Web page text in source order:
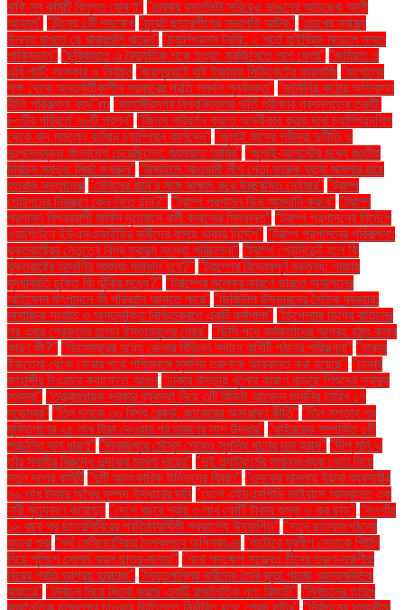
বাকি সব কমিটি বিলুপ্ত ঘোষণা" "চারবার বসতভিটা সরিয়েও ভাঙনের আতঙ্কে আলী
আহমদ" "চীনের ৫টি পদক্ষেপ "চুয়েট ছাত্রলীগের সভাপতি আটক" "চোখের স্বাস্থ্য
উন্নত রাখতে যে খাবারগুলি খাবেন" "চ্যাম্পিয়নস ট্রফি: ২ শর্তে হাইব্রিড মডেলে সম্মত
পাকিস্তান" "ছুরিকাঘাত ও বৈদ্যুতিক শকে হত্যা: সবজিখেতে লাশ ফেলা" "জমিয়ত ও
এবি পার্টি: সংস্কার ও নির্বাচন "জয়পুরহাটে হাট ইজারায় সিন্ডিকেটের কারসাজি "জাপানের
পক্ষ থেকে অন্তর্বর্তীকালীন সরকারের প্রতি সমর্থন পুনর্ব্যক্ত" "জার্মানির কঠোর অভিবাসন
নীতি পরিকল্পনা ব্যর্থ"m "জাহাঙ্গীরনগর বিশ্ববিদ্যালয় ভর্তি পরীক্ষার প্রশ্নপত্রে ত্রুটি:
৮০টির পরিবর্তে ৭৮টি প্রশ্ন" "জিনস পরিবর্তন করতে অস্বীকার করায় দাবা চ্যাম্পিয়নশিপ
থেকে বাদ পড়লেন বর্তমান চ্যাম্পিয়ন কার্লসেন" "জুলাই মাসের শহীদরা দুর্নীতি ও
দুঃশাসনমুক্ত বাংলাদেশ চেয়েছিলেন: জামায়াত আমির" "জুলাই-আগস্টের মধ্যে জাতীয়
নির্বাচন সম্ভব: মির্জা ফখরুল" "টাঙ্গাইলে আওয়ামী লীগ নেতা ফারুক হত্যা মামলার রায়ে
হতবাক সন্তানেরা "টেনিসের রানি’র সঙ্গে সাক্ষাৎ করে উচ্ছ্বসিত নেইমার" "ট্রাম্প
পেন্টাগনের নিয়ন্ত্রণ কেন নিতে চান?" "ট্রাম্প প্রশাসন ডিম আমদানি করবে" "ট্রাম্প
প্রশাসন বিশ্বব্যাপী মার্কিন দূতাবাসে কর্মী কমানোর সিদ্ধান্ত" "ট্রাম্প প্রশাসনের নির্দেশে
ওয়াশিংটনে ইউএসএআইডির কর্মীদের বাসায় থাকার নির্দেশ" "ট্রাম্প প্রশাসনের পরিকল্পনা:
যুক্তরাষ্ট্রের নেতৃত্বে বিশ্ব স্বাস্থ্য সংস্থা পরিচালনা" "ট্রাম্প প্রেসিডেন্ট হলে কি
যুক্তরাষ্ট্রে আদানির সমস্যা সমাধান হবে?" "ট্রাম্পের বিদ্বেষপূর্ণ বক্তব্য: গাজায়
যুদ্ধবিরতি চুক্তি কি ঝুঁকির মধ্যে?" "ট্রাম্পের শুল্কের কারণে ভারতে অ্যাপলের
আইফোন উৎপাদনে কী পরিবর্তন আসতে পারে" "ডিজিটাল উদ্ভাবনের নৈতিক ব্যবহার:
সামাজিক সংহতি ও অন্তর্ভুক্তি নিশ্চিতকরণে একটি কর্মশালা" "ডিপ্লোমা ডিগ্রি বাতিলের
পর এবার গ্রেফতার হলেন ইস্তাম্বুলের মেয়র" "ডিসি পদে কর্মকর্তাদের আগ্রহ হঠাৎ কমার
কারণ কী?" "ডিসেম্বরের মধ্যে জেলার বিভিন্ন স্থানে কমিটি গঠনের পরিকল্পনা" "ঢাকার
ইজতেমা থেকে ফেরার পথে পশ্চিমবঙ্গে মুসলিম তরুণকে আক্রান্ত করা হয়েছে" "ঢাকার
জাহাঙ্গীর টাওয়ারে ক্যাফেতে আগুন "ঢাকার রাস্তায় ধুলোর কারণে বাড়ছে শিশুদের স্বাস্থ্য
সমস্যা" "তত্ত্বাবধায়ক সরকার ব্যবস্থা নিয়ে ৩টি রিভিউ আবেদন শুনানির তারিখ ১৭
নভেম্বর" "তিন দশকে ৩০ বিশ্ব রেকর্ড: জাকেরের অসাধারণ কীর্তি" "তিন সপ্তাহ পর
মুক্তিপণের ২৫ লাখ টাকা দেওয়ার পর তরুণের লাশ উদ্ধার" "থাইরয়েড সম্পর্কিত ৫টি
প্রচলিত ভুল ধারণা" "দিনাজপুরে মৌসুম শেষেও সুগন্ধি ধানের দাম হ্রাস" "দীপু মনি ও
তাঁর স্বামীর বিরুদ্ধে দুদকের মামলা দায়ের" "দুই প্ল্যাটফর্মের সমানসংখ্যক নেতা নিয়ে
নতুন দলের কমিটি "দুটি আলংকারিক উদ্ভিদের বিবরণ" "দুদকের মামলায় ইয়াবা ব্যবসায়ীর
৭৬ লাখ টাকার অবৈধ সম্পদ উদ্ধারের দাবি "দেশে এইচএমপিভি ভাইরাসে আক্রান্ত এক
নারী মৃত্যুবরণ করেছেন "দেশে বছরে প্রায় ৩ লাখ কোটি টাকার শুল্ক ও কর ছাড়" "নওগাঁয়
১৬ বছর পর ছাত্রশিবিরের প্রতিষ্ঠাবার্ষিকী প্রকাশ্যে উদযাপিত" "নতুন ছাত্রসংগঠনের
যাত্রা শুরু "নর্থ মেসিডোনিয়ার নৈশক্লাবে অগ্নিকাণ্ড "নাটোরে যুবলীগ নেতাকে পিটুনি
দিয়ে পুলিশে সোপর্দ করল ছাত্র-জনতা" "নানা পদক্ষেপ সত্ত্বেও চীনের তরুণ-তরুণীরা
বিয়ের প্রতি আগ্রহ হারাচ্ছে" "নিভৃতপল্লির নারীদের তৈরি জুতা পাচ্ছে আন্তর্জাতিক
বাজারে" "নির্বাচন নিয়ে বিতর্ক করছে একটি রাজনৈতিক দল: রিজভী" "নির্বাচনের তারিখ